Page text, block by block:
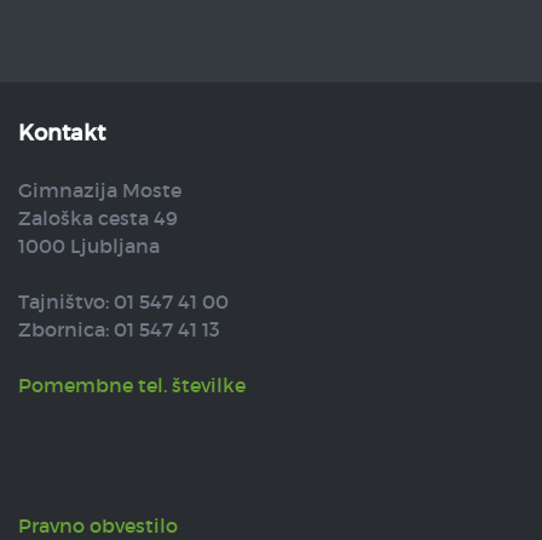
Kontakt
Gimnazija Moste
Zaloška cesta 49
1000 Ljubljana
Tajništvo: 01 547 41 00
Zbornica: 01 547 41 13
Pomembne tel. številke
Pravno obvestilo